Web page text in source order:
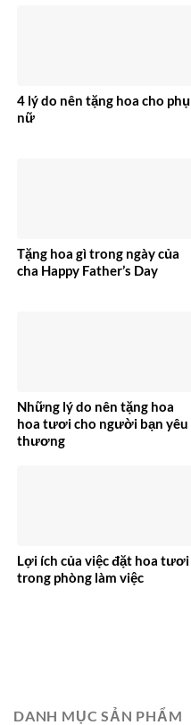
4 lý do nên tặng hoa cho phụ
nữ
Tặng hoa gì trong ngày của
cha Happy Father’s Day
Những lý do nên tặng hoa
hoa tươi cho người bạn yêu
thương
Lợi ích của việc đặt hoa tươi
trong phòng làm việc
DANH MỤC SẢN PHẨM